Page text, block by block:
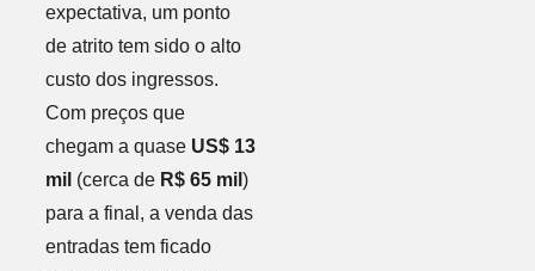
expectativa, um ponto
de atrito tem sido o alto
custo dos ingressos.
Com preços que
chegam a quase US$ 13
mil (cerca de R$ 65 mil )
para a final, a venda das
entradas tem ficado